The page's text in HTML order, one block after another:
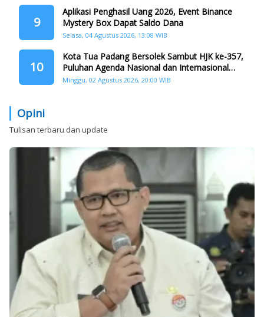
9
Aplikasi Penghasil Uang 2026, Event Binance
Mystery Box Dapat Saldo Dana
Selasa, 04 Agustus 2026, 13:08 WIB
10
Kota Tua Padang Bersolek Sambut HJK ke-357,
Puluhan Agenda Nasional dan Internasional
Siap Digelar
Minggu, 02 Agustus 2026, 20:00 WIB
Opini
Tulisan terbaru dan update